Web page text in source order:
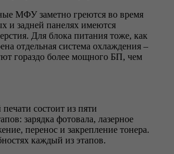
МФУ заметно греются во время
и задней панелях имеются
Для блока питания тоже, как
отдельная система охлаждения –
гораздо более мощного БП, чем
состоит из пяти
зарядка фотовала, лазерное
перенос и закрепление тонера.
каждый из этапов.